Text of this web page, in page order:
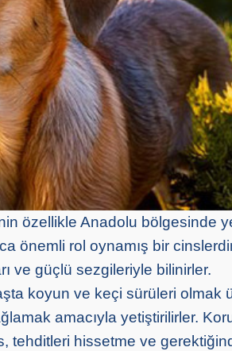
özellikle Anadolu bölgesinde
önemli rol oynamış bir
ve güçlü sezgileriyle bilinirler.
koyun ve keçi sürüleri olmak
amacıyla yetiştirilirler.
tehditleri hissetme ve